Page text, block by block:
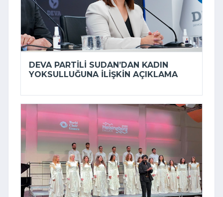
DEVA PARTILI SUDAN’DAN KADIN
YOKSULLUĞUNA ILIŞKIN AÇIKLAMA